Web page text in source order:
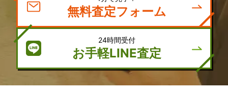
無料査定フォーム
24時間受付
お手軽LINE査定